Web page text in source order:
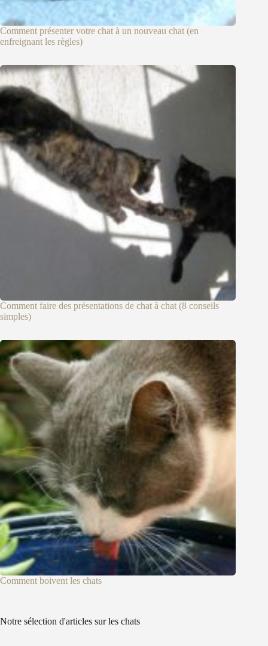
Comment présenter votre chat à un nouveau chat (en
enfreignant les règles)
Comment faire des présentations de chat à chat (8 conseils
simples)
Comment boivent les chats
Notre sélection d'articles sur les chats